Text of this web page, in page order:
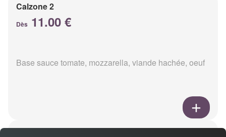
Calzone 2
Dès 11.00 €
Base sauce tomate, mozzarella, viande hachée, oeuf